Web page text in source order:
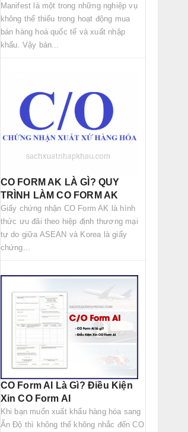
Manifest là một trong những nghiệp vụ
không thể thiếu trong hoạt động mua
bán hàng hoá quốc tế và xuất nhập
khẩu. Vậy bản...
CO FORM AK LÀ GÌ? QUY
TRÌNH LÀM CO FORM AK
Giấy chứng nhận CO Form AK là hình
thức ưu đãi theo hiệp định thương mại
tự do giữa ASEAN và Korea là giấy
chứng...
CO Form AI Là Gì? Điều Kiện
Xin CO Form AI
Khi bạn muốn xuất khẩu hàng hóa sang
Ấn Độ thì không thể không nhắc đến CO